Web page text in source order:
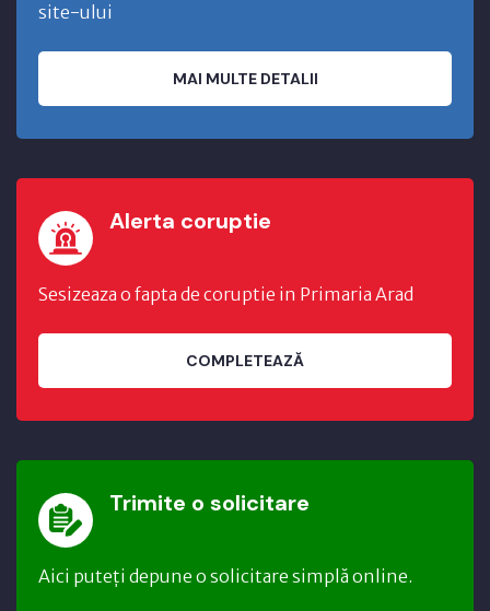
site-ului
MAI MULTE DETALII
Alerta coruptie
Sesizeaza o fapta de coruptie in Primaria Arad
COMPLETEAZĂ
Trimite o solicitare
Aici puteți depune o solicitare simplă online.